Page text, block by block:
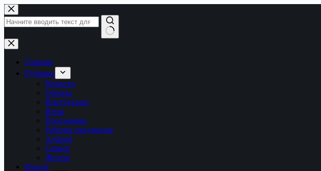
Перейти
к
сути
Ничего
не
найденоГлавная
Рубрики
Новости
Обзоры
Инструкции
Игры
Программы
Рабочее окружение
Android
Сервер
Железо
Форум